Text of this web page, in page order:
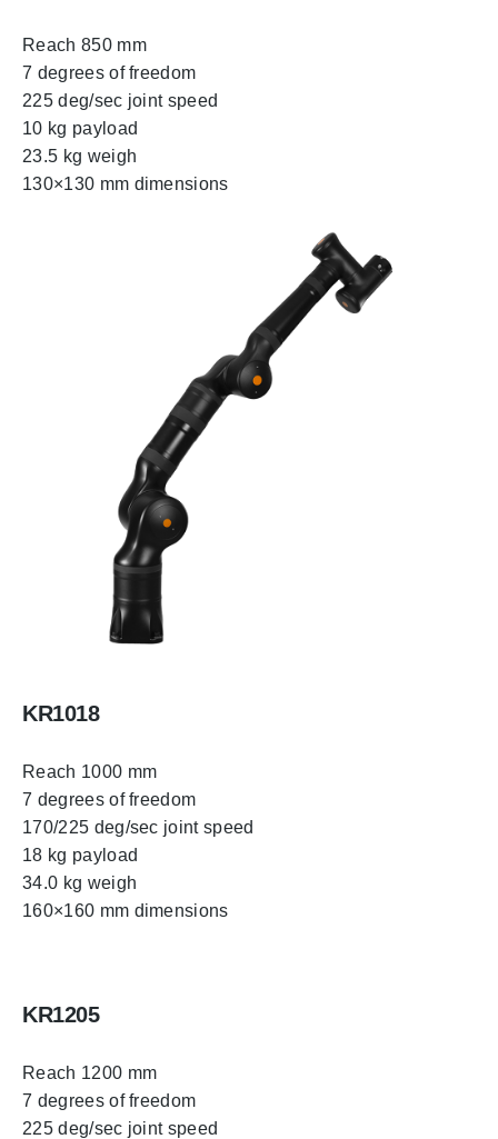
Reach 850 mm
7 degrees of freedom
225 deg/sec joint speed
10 kg payload
23.5 kg weigh
130×130 mm dimensions
KR1018
Reach 1000 mm
7 degrees of freedom
170/225 deg/sec joint speed
18 kg payload
34.0 kg weigh
160×160 mm dimensions
KR1205
Reach 1200 mm
7 degrees of freedom
225 deg/sec joint speed